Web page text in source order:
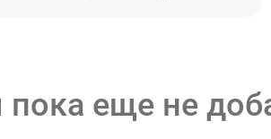
еще не